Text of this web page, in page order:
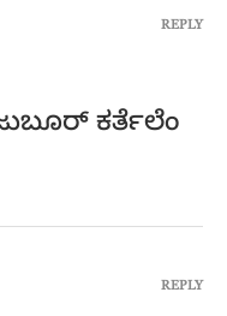
ಕರ್ತೆಲೆಂ
REPLY
REPLY